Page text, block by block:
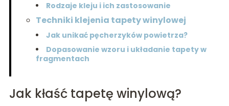
Rodzaje kleju i ich zastosowanie
Techniki klejenia tapety winylowej
Jak unikać pęcherzyków powietrza?
Dopasowanie wzoru i układanie tapety w
fragmentach
Jak kłaść tapetę winylową?